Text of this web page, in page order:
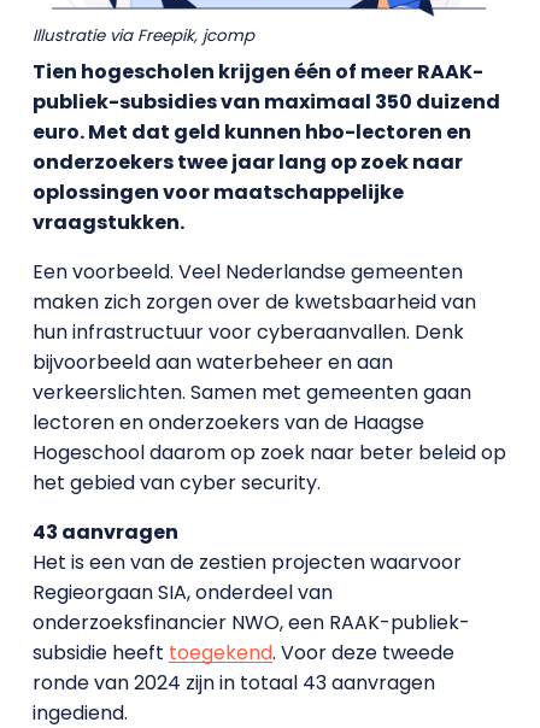
Illustratie via Freepik, jcomp
Tien hogescholen krijgen één of meer RAAK-
publiek-subsidies van maximaal 350 duizend
euro. Met dat geld kunnen hbo-lectoren en
onderzoekers twee jaar lang op zoek naar
oplossingen voor maatschappelijke
vraagstukken.
Een voorbeeld. Veel Nederlandse gemeenten
maken zich zorgen over de kwetsbaarheid van
hun infrastructuur voor cyberaanvallen. Denk
bijvoorbeeld aan waterbeheer en aan
verkeerslichten. Samen met gemeenten gaan
lectoren en onderzoekers van de Haagse
Hogeschool daarom op zoek naar beter beleid op
het gebied van cyber security.
43 aanvragen
Het is een van de zestien projecten waarvoor
Regieorgaan SIA, onderdeel van
onderzoeksfinancier NWO, een RAAK-publiek-
subsidie heeft toegekend. Voor deze tweede
ronde van 2024 zijn in totaal 43 aanvragen
ingediend.